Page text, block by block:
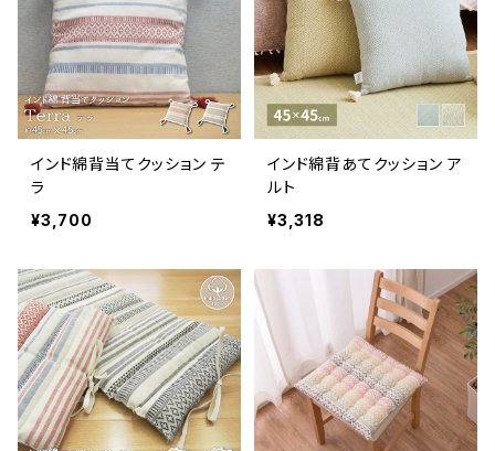
インド綿背当てクッション テ
ラ
¥3,700
インド綿背あてクッション ア
ルト
¥3,318